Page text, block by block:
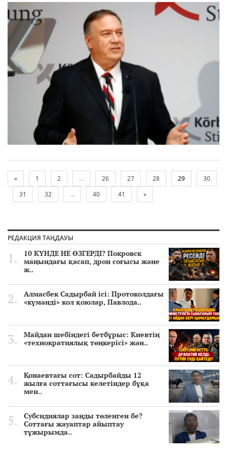
« 1 2 ... 26 27 28 29
30
31
32 ... 40 41 »
РЕДАКЦИЯ ТАҢДАУЫ
10 КҮНДЕ НЕ ӨЗГЕРДІ? Покровск
маңындағы қасап, дрон соғысы және
ж..
Алмасбек Садырбай ісі: Протоколдағы
«күмәнді» кол қоюлар, Павлода..
Майдан шебіндегі бетбұрыс: Киевтің
«технократиялық төңкерісі» жән..
Қонаевтағы сот: Садырбайды 12
жылға соттағысы келетіндер бұқа
мен..
Субсидиялар заңды төленген бе?
Соттағы жауаптар айыптау
тұжырымда..